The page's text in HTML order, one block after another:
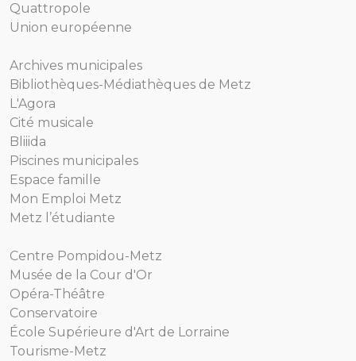
Quattropole
Union européenne
Archives municipales
Bibliothèques-Médiathèques de Metz
L'Agora
Cité musicale
Bliiida
Piscines municipales
Espace famille
Mon Emploi Metz
Metz l’étudiante
Centre Pompidou-Metz
Musée de la Cour d'Or
Opéra-Théâtre
Conservatoire
École Supérieure d'Art de Lorraine
Tourisme-Metz